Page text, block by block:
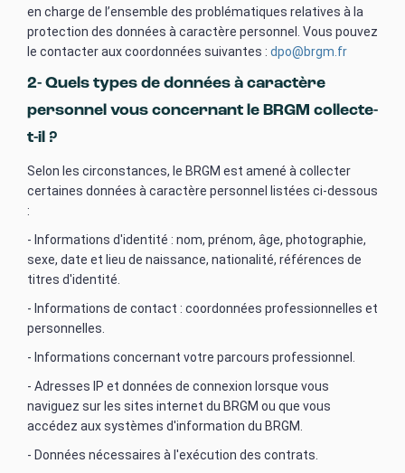
en charge de l’ensemble des problématiques relatives à la
protection des données à caractère personnel. Vous pouvez
le contacter aux coordonnées suivantes : dpo@brgm.fr
2- Quels types de données à caractère
personnel vous concernant le BRGM collecte-
t-il ?
Selon les circonstances, le BRGM est amené à collecter
certaines données à caractère personnel listées ci-dessous
:
- Informations d'identité : nom, prénom, âge, photographie,
sexe, date et lieu de naissance, nationalité, références de
titres d'identité.
- Informations de contact : coordonnées professionnelles et
personnelles.
- Informations concernant votre parcours professionnel.
- Adresses IP et données de connexion lorsque vous
naviguez sur les sites internet du BRGM ou que vous
accédez aux systèmes d'information du BRGM.
- Données nécessaires à l'exécution des contrats.